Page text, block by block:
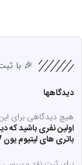
🎉 با
دیدگاهها
هیچ دیدگاهی برای
اولین نفری باشید که
باتری های لیتیوم یون 3.7V سایز 18650”